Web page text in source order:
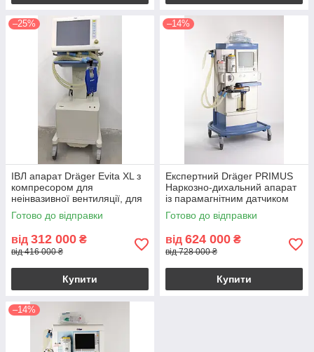
–25%
ІВЛ апарат Dräger Evita XL з
компресором для
неінвазивної вентиляції, для
новонароджених, дітей і
дорослих
Готово до відправки
від 312 000 ₴
від 416 000 ₴
Купити
–14%
Експертний Dräger PRIMUS
Наркозно-дихальний апарат
із парамагнітним датчиком
кисню
Готово до відправки
від 624 000 ₴
від 728 000 ₴
Купити
–14%